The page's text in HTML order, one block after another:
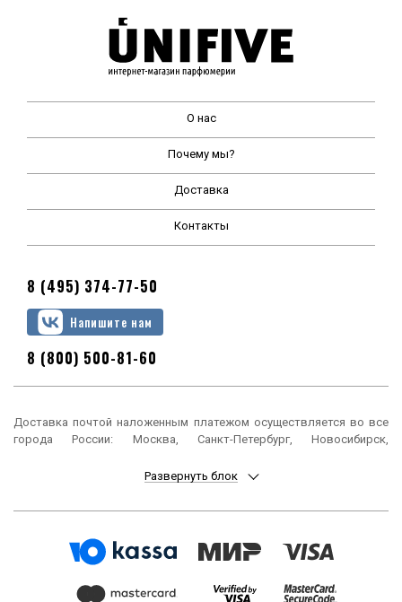
О нас
Почему мы?
Доставка
Контакты
8 (495) 374-77-50
Напишите нам
8 (800) 500-81-60
Доставка почтой наложенным платежом осуществляется во все
города России: Москва, Санкт-Петербург, Новосибирск,
Ростов-на-Дону, Уфа, Красноярск, Пермь, Воронеж, Волгоград,
Ульяновск, Иркутск, Хабаровск, Ярославль, Владивосток, Томск,
Челны, Пенза, Липецк, Киров, Чебоксары, Тула, Калининград,
Балашиха, Курск, Ставрополь, Улан-Удэ, Тверь, Магнитогорск,
Архангельск, Чита, Калуга, Симферополь, Смоленск, Волжский,
Развернуть блок